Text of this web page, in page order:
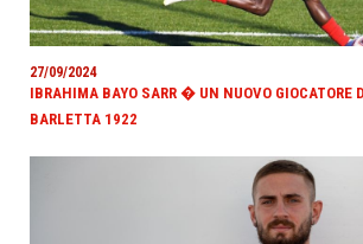
27/09/2024
IBRAHIMA BAYO SARR � UN NUOVO GIOCATORE
BARLETTA 1922